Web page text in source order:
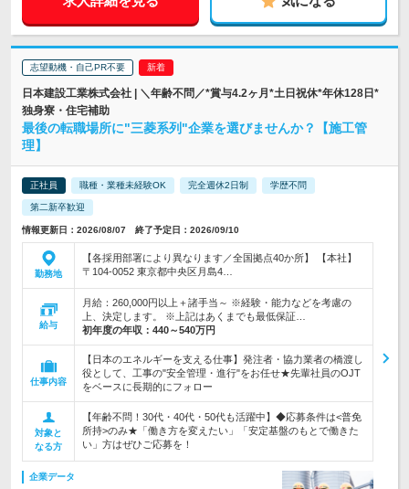
志望動機・自己PR不要
日本建設工業株式会社 | ＼年齢不問／*賞与4.2ヶ月*土日祝休*年休128日*
独身寮・住宅補助
最後の転職場所に"三菱系列"企業を選びませんか？【施工管
理】
正社員 職種・業種未経験OK 完全週休2日制 学歴不問
第二新卒歓迎
情報更新日：2026/08/07 終了予定日：2026/09/10
勤務地
【各採用部署により異なります／全国拠点40か所】 【本社】
〒104-0052 東京都中央区月島4…
給与
月給：260,000円以上＋諸手当～ ※経験・能力などを考慮の
上、決定します。 ※上記はあくまでも最低保証…
初年度の年収： 440～540万円
仕事内容
【日本のエネルギーを支える仕事】発注者・協力業者の橋渡し
役として、工事の"安全管理・進行"をお任せ★先輩社員のOJT
をベースに長期的にフォロー
対象と
なる方
【年齢不問！30代・40代・50代も活躍中】◆応募条件は<普免
所持>のみ★「働き方を変えたい」「安定基盤のもとで働きた
い」方はぜひご応募を！
企業データ